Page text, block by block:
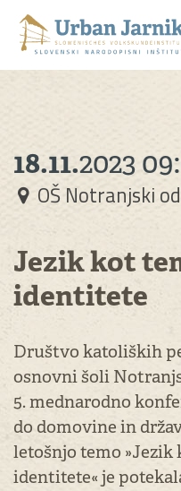
18.11.2023
OŠ Notranjski
Jezik kot
identitete
Društvo katoliških
osnovni šoli
5. mednarodno
do domovine in
letošnjo temo
identitete« je